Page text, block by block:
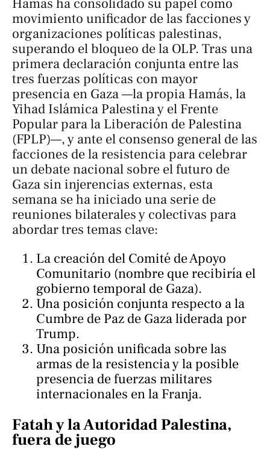
Hamas ha consolidado su papel como
movimiento unificador de las facciones y
organizaciones políticas palestinas,
superando el bloqueo de la OLP. Tras una
primera declaración conjunta entre las
tres fuerzas políticas con mayor
presencia en Gaza —la propia Hamás, la
Yihad Islámica Palestina y el Frente
Popular para la Liberación de Palestina
(FPLP)—, y ante el consenso general de las
facciones de la resistencia para celebrar
un debate nacional sobre el futuro de
Gaza sin injerencias externas, esta
semana se ha iniciado una serie de
reuniones bilaterales y colectivas para
abordar tres temas clave:
La creación del Comité de Apoyo
Comunitario (nombre que recibiría el
gobierno temporal de Gaza).
Una posición conjunta respecto a la
Cumbre de Paz de Gaza liderada por
Trump.
Una posición unificada sobre las
armas de la resistencia y la posible
presencia de fuerzas militares
internacionales en la Franja.
Fatah y la Autoridad Palestina,
fuera de juego